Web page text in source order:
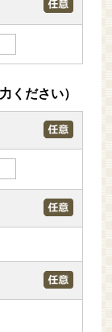
ください）